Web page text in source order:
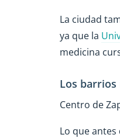
La ciudad
ya que la
medicina
Los barrios
Centro de
Lo que